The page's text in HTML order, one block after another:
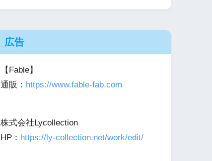
広告
【Fable】
通販： https://www.fable-fab.com
株式会社Lycollection
HP： https://ly-collection.net/work/edit/